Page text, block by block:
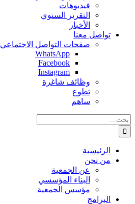
فيديوهات
التقرير السنوي
الأخبار
تواصل معنا
صفحات التواصل الاجتماعي
WhatsApp
Facebook
Instagram
وظائف شاغرة
تطوع
ساهم
البحث
عن:
الرئيسية
من نحن
عن الجمعية
البناء المؤسسي
مؤسس الجمعية
البرامج